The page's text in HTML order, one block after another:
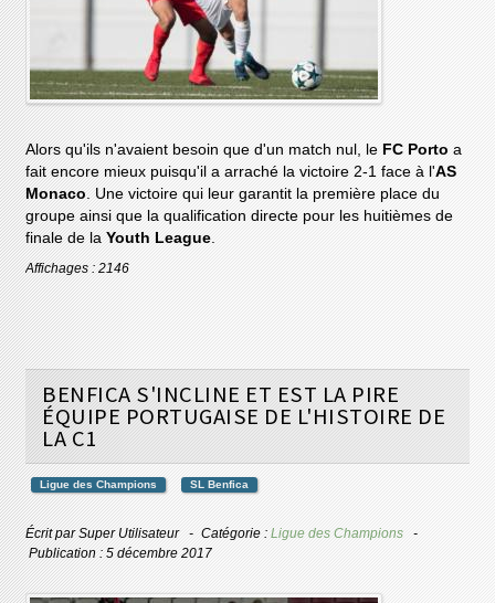
Alors qu'ils n'avaient besoin que d'un match nul, le FC Porto a
fait encore mieux puisqu'il a arraché la victoire 2-1 face à l'AS
Monaco. Une victoire qui leur garantit la première place du
groupe ainsi que la qualification directe pour les huitièmes de
finale de laYouth League.
Affichages : 2146
BENFICA S'INCLINE ET EST LA PIRE
ÉQUIPE PORTUGAISE DE L'HISTOIRE DE
LA C1
Ligue des Champions SL Benfica
Écrit parSuper Utilisateur Catégorie :Ligue des Champions
Publication : 5 décembre 2017